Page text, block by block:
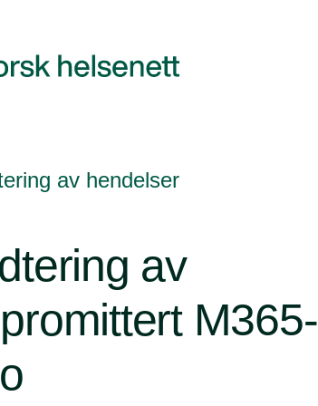
til av hendelser
av
M365-